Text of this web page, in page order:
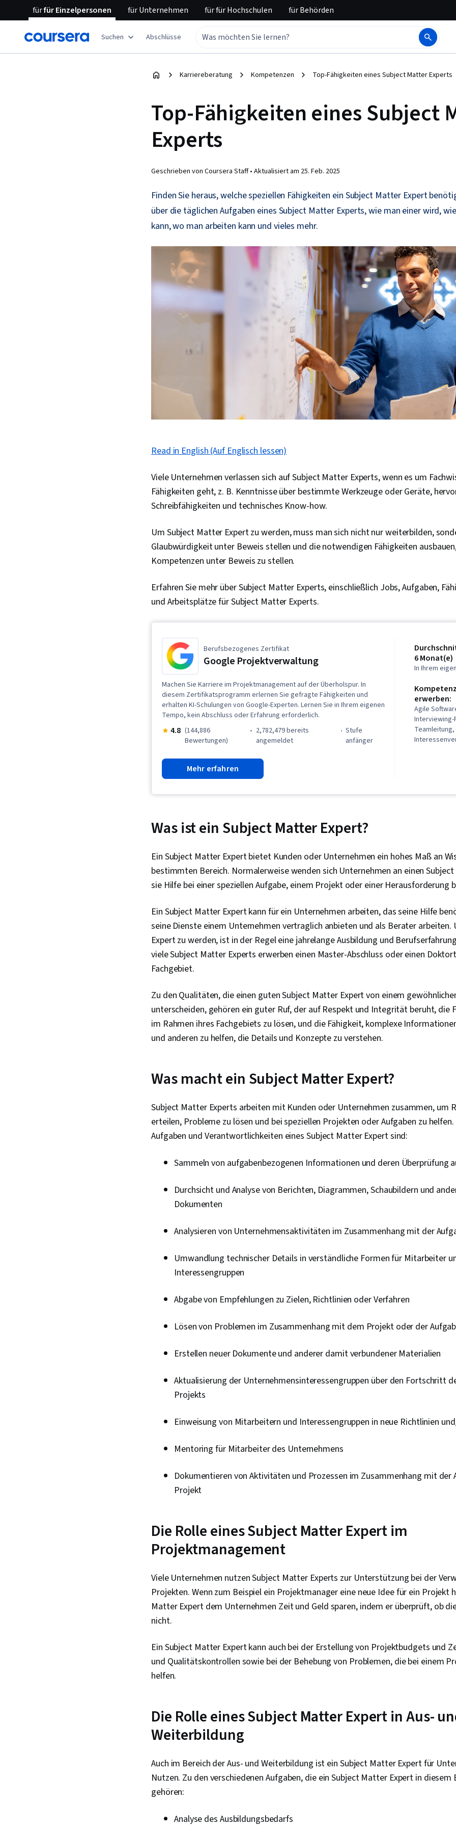
fürfür Einzelpersonen fürUnternehmen fürfür Hochschulen fürBehörden
Suchen Abschlüsse
Karriereberatung Kompetenzen Top-Fähigkeiten eines Subject Matter Experts
Top-Fähigkeiten eines Subject
Experts
Geschrieben von Coursera Staff • Aktualisiert am 25. Feb. 2025
Finden Sie heraus, welche speziellen Fähigkeiten ein Subject Matter Expert
über die täglichen Aufgaben eines Subject Matter Experts, wie man einer wird,
kann, wo man arbeiten kann und vieles mehr.
Read in English (Auf Englisch lessen)
Viele Unternehmen verlassen sich auf Subject Matter Experts, wenn es um
Fähigkeiten geht, z. B. Kenntnisse über bestimmte Werkzeuge oder Geräte,
Schreibfähigkeiten und technisches Know-how.
Um Subject Matter Expert zu werden, muss man sich nicht nur weiterbilden,
Glaubwürdigkeit unter Beweis stellen und die notwendigen Fähigkeiten
Kompetenzen unter Beweis zu stellen.
Erfahren Sie mehr über Subject Matter Experts, einschließlich Jobs, Aufgaben,
und Arbeitsplätze für Subject Matter Experts.
Berufsbezogenes Zertifikat
Google Projektverwaltung
Machen Sie Karriere im Projektmanagement auf der Überholspur. In
diesem Zertifikatsprogramm erlernen Sie gefragte Fähigkeiten und
erhalten KI-Schulungen von Google-Experten. Lernen Sie in Ihrem eigenen
Tempo, kein Abschluss oder Erfahrung erforderlich.
4.8 (144,886
Bewertungen)
2,782,479 bereits
angemeldet
stufe
anfänger
Mehr erfahren
6 Monat(e)
In Ihrem
erwerben:
Agile
Roadmaps,
Coachen,
Tools,
Branding,
Projekten,
Verwaltung
Schätzung
von
Was ist ein Subject Matter Expert?
Ein Subject Matter Expert bietet Kunden oder Unternehmen ein hohes Maß an
bestimmten Bereich. Normalerweise wenden sich Unternehmen an einen
sie Hilfe bei einer speziellen Aufgabe, einem Projekt oder einer Herausforderung
Ein Subject Matter Expert kann für ein Unternehmen arbeiten, das seine Hilfe
seine Dienste einem Unternehmen vertraglich anbieten und als Berater
Expert zu werden, ist in der Regel eine jahrelange Ausbildung und
viele Subject Matter Experts erwerben einen Master-Abschluss oder einen
Fachgebiet.
Zu den Qualitäten, die einen guten Subject Matter Expert von einem
unterscheiden, gehören ein guter Ruf, der auf Respekt und Integrität beruht, die
im Rahmen ihres Fachgebiets zu lösen, und die Fähigkeit, komplexe
und anderen zu helfen, die Details und Konzepte zu verstehen.
Was macht ein Subject Matter Expert?
Subject Matter Experts arbeiten mit Kunden oder Unternehmen zusammen, um
erteilen, Probleme zu lösen und bei speziellen Projekten oder Aufgaben zu
Aufgaben und Verantwortlichkeiten eines Subject Matter Expert sind:
Sammeln von aufgabenbezogenen Informationen und deren Überprüfung
Durchsicht und Analyse von Berichten, Diagrammen, Schaubildern und
Dokumenten
Analysieren von Unternehmensaktivitäten im Zusammenhang mit der
Umwandlung technischer Details in verständliche Formen für Mitarbeiter
Interessengruppen
Abgabe von Empfehlungen zu Zielen, Richtlinien oder Verfahren
Lösen von Problemen im Zusammenhang mit dem Projekt oder der
Erstellen neuer Dokumente und anderer damit verbundener Materialien
Aktualisierung der Unternehmensinteressengruppen über den Fortschritt
Projekts
Einweisung von Mitarbeitern und Interessengruppen in neue Richtlinien
Mentoring für Mitarbeiter des Unternehmens
Dokumentieren von Aktivitäten und Prozessen im Zusammenhang mit der
Projekt
Die Rolle eines Subject Matter Expert im
Projektmanagement
Viele Unternehmen nutzen Subject Matter Experts zur Unterstützung bei der
Projekten. Wenn zum Beispiel ein Projektmanager eine neue Idee für ein Projekt
Matter Expert dem Unternehmen Zeit und Geld sparen, indem er überprüft, ob
nicht.
Ein Subject Matter Expert kann auch bei der Erstellung von Projektbudgets und
und Qualitätskontrollen sowie bei der Behebung von Problemen, die bei einem
helfen.
Die Rolle eines Subject Matter Expert in Aus-
Weiterbildung
Auch im Bereich der Aus- und Weiterbildung ist ein Subject Matter Expert für
Nutzen. Zu den verschiedenen Aufgaben, die ein Subject Matter Expert in
gehören:
Analyse des Ausbildungsbedarfs